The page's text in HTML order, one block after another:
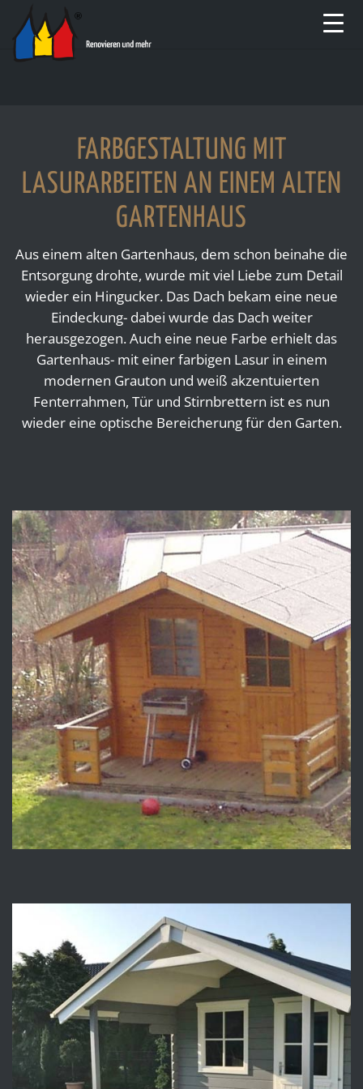
FARBGESTALTUNG MIT
LASURARBEITEN AN EINEM ALTEN
GARTENHAUS
Aus einem alten Gartenhaus, dem schon beinahe die
Entsorgung drohte, wurde mit viel Liebe zum Detail
wieder ein Hingucker. Das Dach bekam eine neue
Eindeckung- dabei wurde das Dach weiter
herausgezogen. Auch eine neue Farbe erhielt das
Gartenhaus- mit einer farbigen Lasur in einem
modernen Grauton und weiß akzentuierten
Fenterrahmen, Tür und Stirnbrettern ist es nun
wieder eine optische Bereicherung für den Garten.